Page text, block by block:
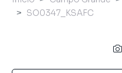
SO0347_KSAFC